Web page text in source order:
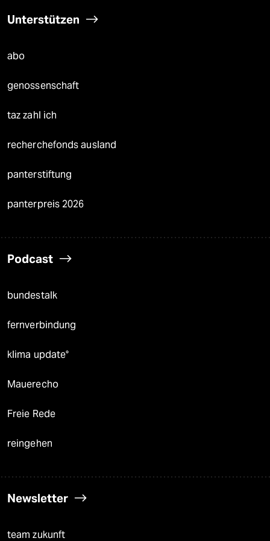
Unterstützen
abo
genossenschaft
taz zahl ich
recherchefonds ausland
panterstiftung
panterpreis 2026
Podcast
bundestalk
fernverbindung
klima update°
Mauerecho
Freie Rede
reingehen
Newsletter
team zukunft